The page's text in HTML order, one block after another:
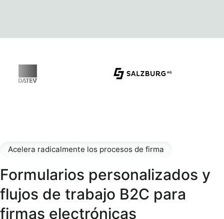
Formularios personalizados y
flujos de trabajo B2C para
firmas electrónicas
Acelera radicalmente los procesos de firma